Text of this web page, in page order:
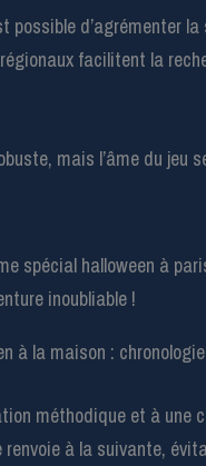
d’agrémenter
facilitent la
mais l’âme du
à la maison :
méthodique et à une
à la suivante,